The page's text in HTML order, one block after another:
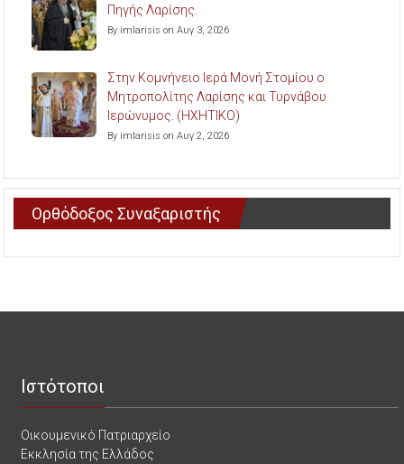
Πηγής Λαρίσης.
By imlarisis on Αυγ 3, 2026
Στην Κομνήνειο Ιερά Μονή Στομίου ο
Μητροπολίτης Λαρίσης και Τυρνάβου
Ιερώνυμος. (ΗΧΗΤΙΚΟ)
By imlarisis on Αυγ 2, 2026
Ορθόδοξος Συναξαριστής
Ιστότοποι
Οικουμενικό Πατριαρχείο
Εκκλησία της Ελλάδος